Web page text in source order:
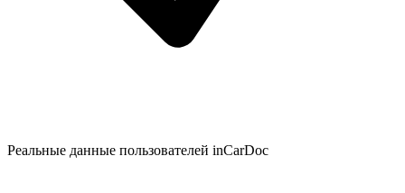
Реальные данные пользователей inCarDoc